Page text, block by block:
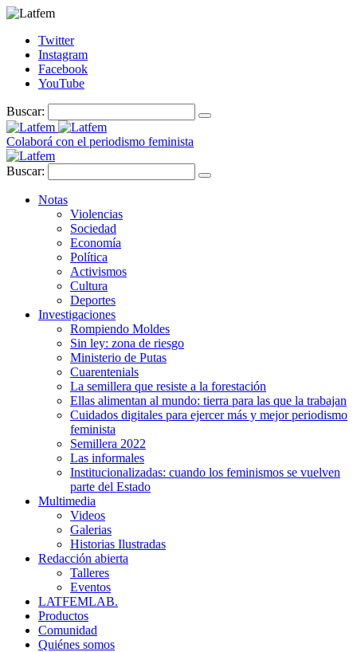
Twitter
Instagram
Facebook
YouTube
Buscar:
Colaborá con el periodismo feminista
Buscar:
Notas
Violencias
Sociedad
Economía
Política
Activismos
Cultura
Deportes
Investigaciones
Rompiendo Moldes
Sin ley: zona de riesgo
Ministerio de Putas
Cuarentenials
La semillera que resiste a la forestación
Ellas alimentan al mundo: tierra para las que la trabajan
Cuidados digitales para ejercer más y mejor periodismo
feminista
Semillera 2022
Las informales
Institucionalizadas: cuando los feminismos se vuelven
parte del Estado
Multimedia
Videos
Galerias
Historias Ilustradas
Redacción abierta
Talleres
Eventos
LATFEMLAB.
Productos
Comunidad
Quiénes somos